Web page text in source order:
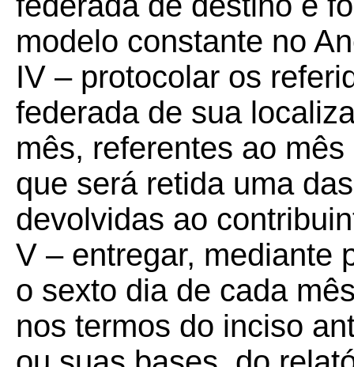
modelo constante no
IV – protocolar os
federada de sua
mês, referentes ao
que será retida uma
devolvidas ao
V – entregar, mediante
o sexto dia de cada
nos termos do inciso